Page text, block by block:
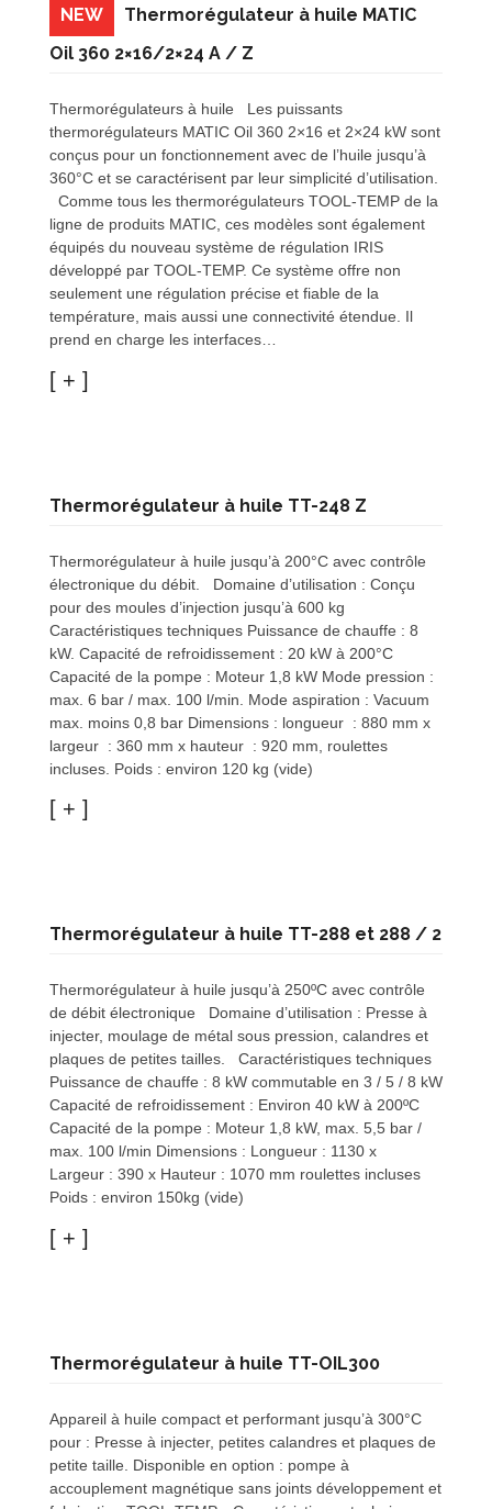
NEW
Thermorégulateur à huile MATIC
Oil 360 2×16/2×24 A / Z
Thermorégulateurs à huile Les puissants
thermorégulateurs MATIC Oil 360 2×16 et 2×24 kW sont
conçus pour un fonctionnement avec de l’huile jusqu’à
360°C et se caractérisent par leur simplicité d’utilisation.
Comme tous les thermorégulateurs TOOL-TEMP de la
ligne de produits MATIC, ces modèles sont également
équipés du nouveau système de régulation IRIS
développé par TOOL-TEMP. Ce système offre non
seulement une régulation précise et fiable de la
température, mais aussi une connectivité étendue. Il
prend en charge les interfaces…
Thermorégulateur à huile TT-248 Z
Thermorégulateur à huile jusqu’à 200°C avec contrôle
électronique du débit. Domaine d’utilisation : Conçu
pour des moules d’injection jusqu’à 600 kg
Caractéristiques techniques Puissance de chauffe : 8
kW. Capacité de refroidissement : 20 kW à 200°C
Capacité de la pompe : Moteur 1,8 kW Mode pression :
max. 6 bar / max. 100 l/min. Mode aspiration : Vacuum
max. moins 0,8 bar Dimensions : longueur : 880 mm x
largeur : 360 mm x hauteur : 920 mm, roulettes
incluses. Poids : environ 120 kg (vide)
Thermorégulateur à huile TT-288 et 288 / 2
Thermorégulateur à huile jusqu’à 250ºC avec contrôle
de débit électronique Domaine d’utilisation : Presse à
injecter, moulage de métal sous pression, calandres et
plaques de petites tailles. Caractéristiques techniques
Puissance de chauffe : 8 kW commutable en 3 / 5 / 8 kW
Capacité de refroidissement : Environ 40 kW à 200ºC
Capacité de la pompe : Moteur 1,8 kW, max. 5,5 bar /
max. 100 l/min Dimensions : Longueur : 1130 x
Largeur : 390 x Hauteur : 1070 mm roulettes incluses
Poids : environ 150kg (vide)
Thermorégulateur à huile TT-OIL300
Appareil à huile compact et performant jusqu’à 300°C
pour : Presse à injecter, petites calandres et plaques de
petite taille. Disponible en option : pompe à
accouplement magnétique sans joints développement et